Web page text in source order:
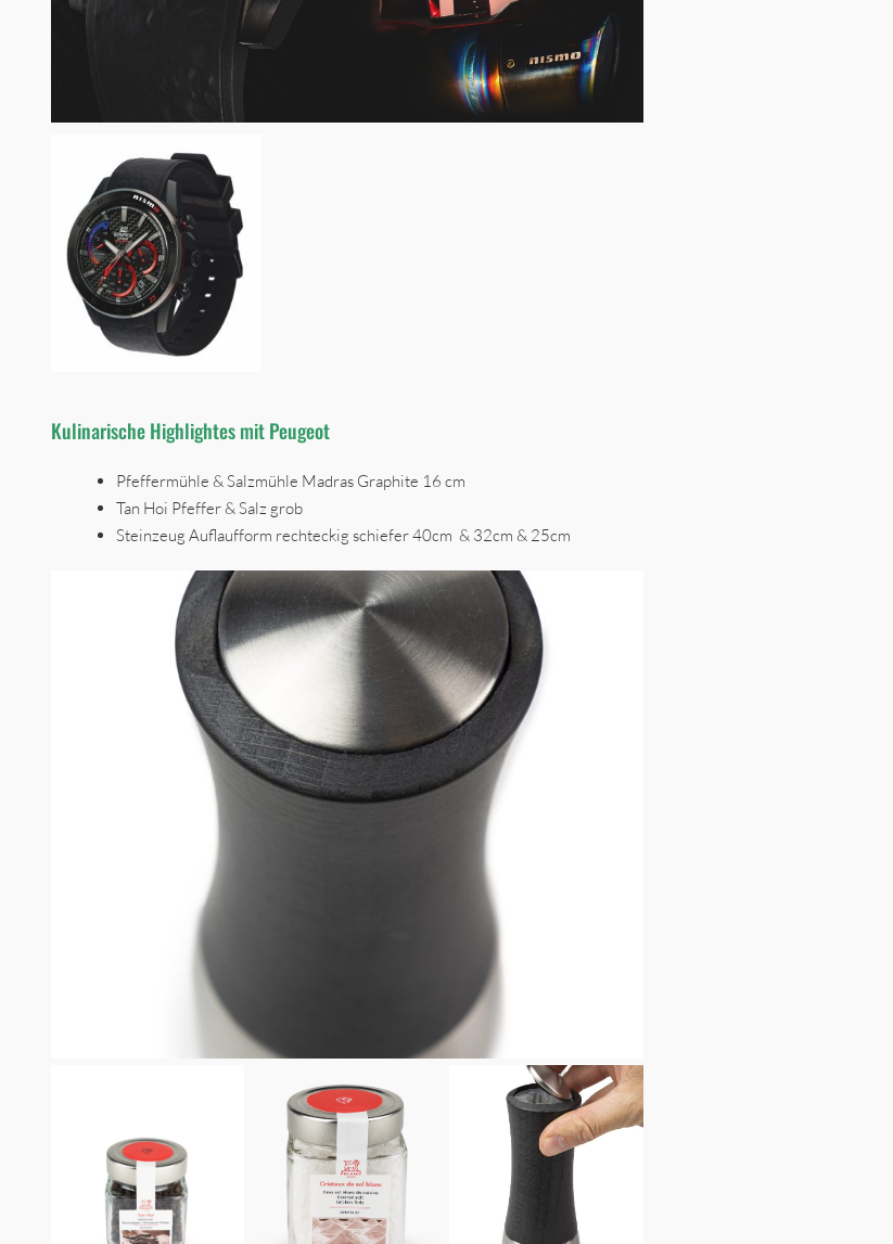
Kulinarische Highlightes mit Peugeot
Pfeffermühle & Salzmühle Madras Graphite 16 cm
Tan Hoi Pfeffer & Salz grob
Steinzeug Auflaufform rechteckig schiefer 40cm & 32cm & 25cm